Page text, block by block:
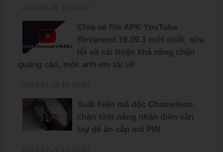
Chia sẻ file APK YouTube
ReVanced 19.09.3 mới nhất, sửa
lỗi và cải thiện khả năng chặn
quảng cáo, mời anh em tải về
Xuất hiện mã độc Chameleon,
chặn tính năng nhận diện vân
tay để ăn cắp mã PIN